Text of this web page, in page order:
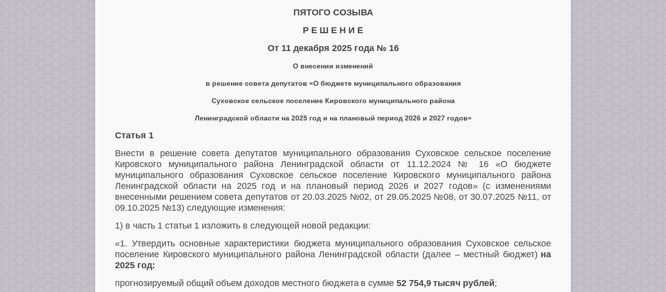
ПЯТОГО СОЗЫВА
Р Е Ш Е Н И Е
От 11 декабря 2025 года № 16
О внесении изменений
в решение совета депутатов «О бюджете муниципального образования
Суховское сельское поселение Кировского муниципального района
Ленинградской области на 2025 год и на плановый период 2026 и 2027 годов»
Статья 1
Внести в решение совета депутатов муниципального образования Суховское сельское поселение
Кировского муниципального района Ленинградской области от 11.12.2024 № 16 «О бюджете
муниципального образования Суховское сельское поселение Кировского муниципального района
Ленинградской области на 2025 год и на плановый период 2026 и 2027 годов» (с изменениями
внесенными решением совета депутатов от 20.03.2025 №02, от 29.05.2025 №08, от 30.07.2025 №11, от
09.10.2025 №13) следующие изменения:
1) в часть 1 статьи 1 изложить в следующей новой редакции:
«1. Утвердить основные характеристики бюджета муниципального образования Суховское сельское
поселение Кировского муниципального района Ленинградской области (далее – местный бюджет) на
2025 год:
прогнозируемый общий объем доходов местного бюджета в сумме 52 754,9 тысяч рублей;